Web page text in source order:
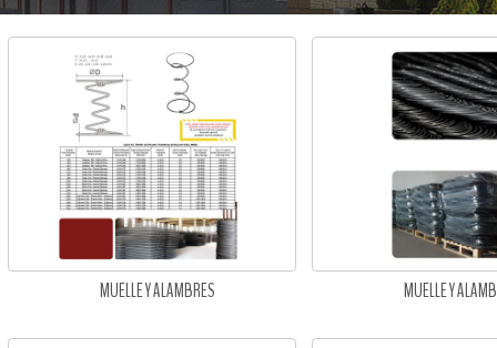
MUELLE Y ALAMBRES MUELLE Y